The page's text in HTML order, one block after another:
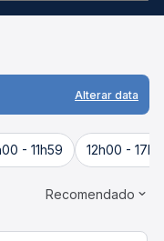
Alterar data
- 11h59 12h00 -
Recomendado